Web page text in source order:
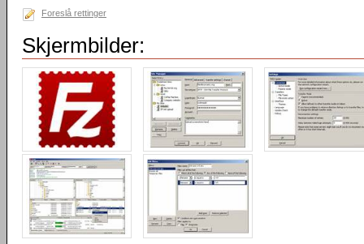
Foreslå rettinger
Skjermbilder: